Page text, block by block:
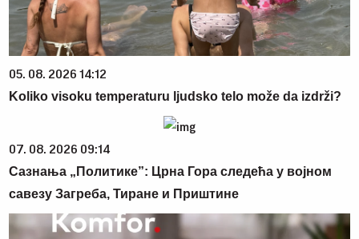
05. 08. 2026 14:12
Koliko visoku temperaturu ljudsko telo može da izdrži?
07. 08. 2026 09:14
Сазнања „Политике”: Црна Гора следећа у војном
савезу Загреба, Тиране и Приштине